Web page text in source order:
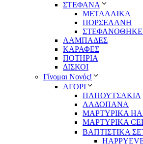
ΣΤΕΦΑΝΑ
ΜΕΤΑΛΛΙΚΑ
ΠΟΡΣΕΛΑΝΗ
ΛΑΜΠΑΔΕΣ
ΚΑΡΑΦΕΣ
ΠΟΤΗΡΙΑ
ΔΙΣΚΟΙ
Γίνομαι Νονός!
ΑΓΟΡΙ
ΠΑΠΟΥΤΣΑΚΙΑ
ΛΑΔΟΠΑΝΑ
ΜΑΡΤΥΡΙΚΑ
ΜΑΡΤΥΡΙΚΑ
ΒΑΠΤΙΣΤΙΚΑ